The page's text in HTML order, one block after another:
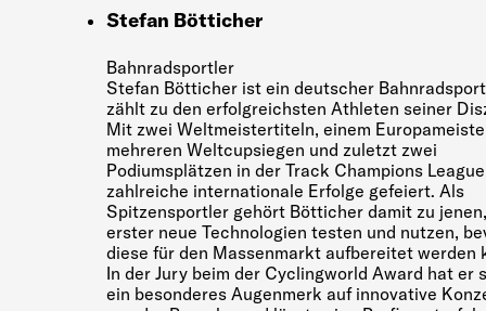
Stefan Bötticher
Bahnradsportler
Stefan Bötticher ist ein deutscher
zählt zu den erfolgreichsten Athleten seiner
Mit zwei Weltmeistertiteln, einem
mehreren Weltcupsiegen und zuletzt zwei
Podiumsplätzen in der Track Champions
zahlreiche internationale Erfolge gefeiert. Als
Spitzensportler gehört Bötticher damit zu
erster neue Technologien testen und nutzen,
diese für den Massenmarkt aufbereitet werden
In der Jury beim der Cyclingworld Award hat er
ein besonderes Augenmerk auf innovative